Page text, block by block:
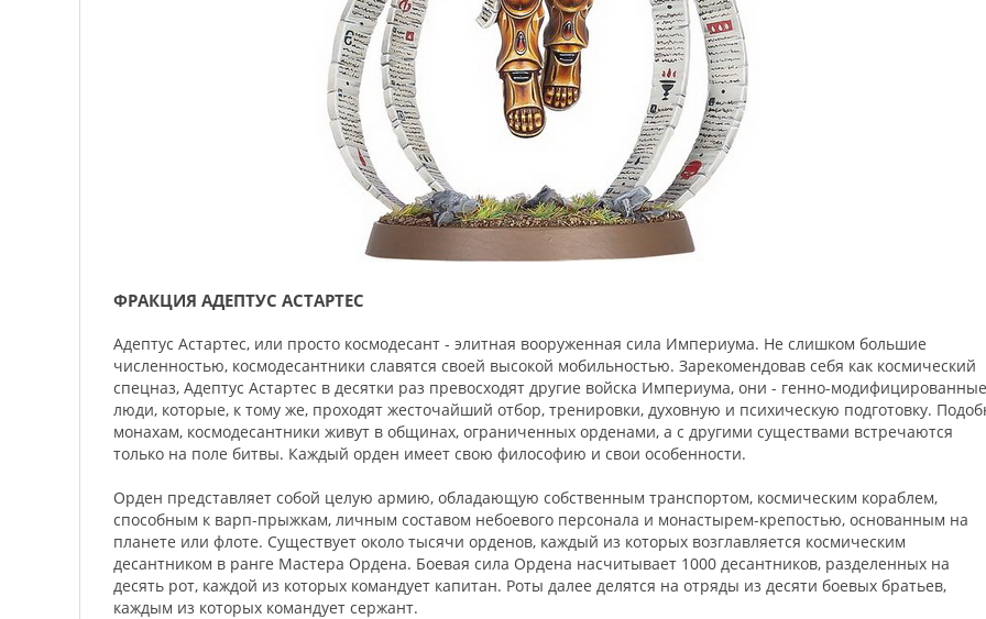
ФРАКЦИЯ АДЕПТУС АСТАРТЕС
Адептус Астартес, или просто космодесант - элитная вооруженная сила Империума. Не слишком большие
численностью, космодесантники славятся своей высокой мобильностью. Зарекомендовав себя как космический
спецназ, Адептус Астартес в десятки раз превосходят другие войска Империума, они - генно-модифицированные
люди, которые, к тому же, проходят жесточайший отбор, тренировки, духовную и психическую подготовку.
монахам, космодесантники живут в общинах, ограниченных орденами, а с другими существами встречаются
только на поле битвы. Каждый орден имеет свою философию и свои особенности.
Орден представляет собой целую армию, обладающую собственным транспортом, космическим кораблем,
способным к варп-прыжкам, личным составом небоевого персонала и монастырем-крепостью, основанным на
планете или флоте. Существует около тысячи орденов, каждый из которых возглавляется космическим
десантником в ранге Мастера Ордена. Боевая сила Ордена насчитывает 1000 десантников, разделенных на
десять рот, каждой из которых командует капитан. Роты далее делятся на отряды из десяти боевых братьев,
каждым из которых командует сержант.